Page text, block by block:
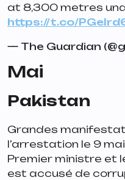
at 8,300 metres
https://t.co/
— The Guardian
Mai
Pakistan
Grandes
l’arrestation le 9
Premier ministre et
est accusé de